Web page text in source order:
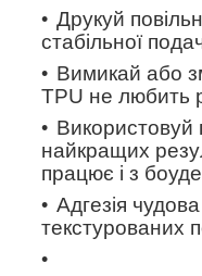
Друкуй
стабільної
Вимикай або
TPU не любить
Використовуй
найкращих
працює і з
Адгезія
текстурованих